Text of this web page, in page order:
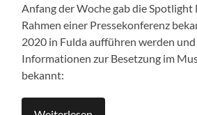
Anfang der Woche gab die
Rahmen einer Pressekonferenz
2020 in Fulda aufführen werden und
Informationen zur Besetzung im
bekannt: